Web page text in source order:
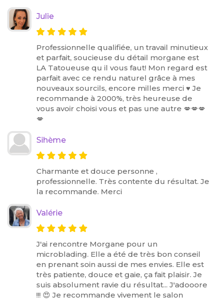
Julie
Professionnelle qualifiée, un travail minutieux
et parfait, soucieuse du détail morgane est
LA Tatoueuse qu il vous faut! Mon regard est
parfait avec ce rendu naturel grâce à mes
nouveaux sourcils, encore milles merci ♥️ Je
recommande à 2000%, très heureuse de
vous avoir choisi vous et pas une autre 💋💋💋
💋
Sihème
Charmante et douce personne ,
professionnelle. Très contente du résultat. Je
la recommande. Merci
Valérie
J'ai rencontre Morgane pour un
microblading. Elle a été de très bon conseil
en prenant soin aussi de mes envies. Elle est
très patiente, douce et gaie, ça fait plaisir. Je
suis absolument ravie du résultat... J'adooore
!!! 😍 Je recommande vivement le salon